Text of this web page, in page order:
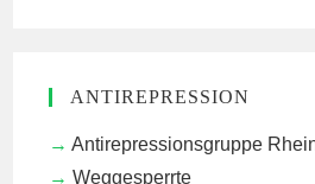
ANTIREPRESSION
Antirepressionsgruppe
Weggesperrte